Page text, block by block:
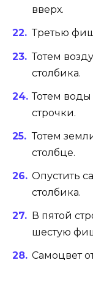
вверх.
Третью
Тотем
столбика.
Тотем воды
строчки.
Тотем
столбце.
Опустить
столбика.
В пятой
шестую
Самоцвет